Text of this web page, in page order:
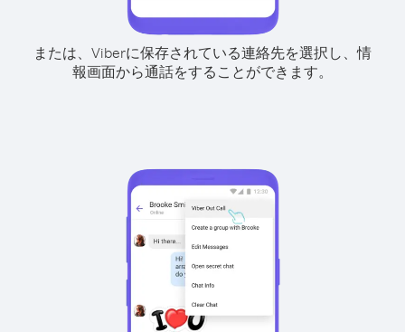
または、Viberに保存されている連絡先を選択し、情
報画面から通話をすることができます。